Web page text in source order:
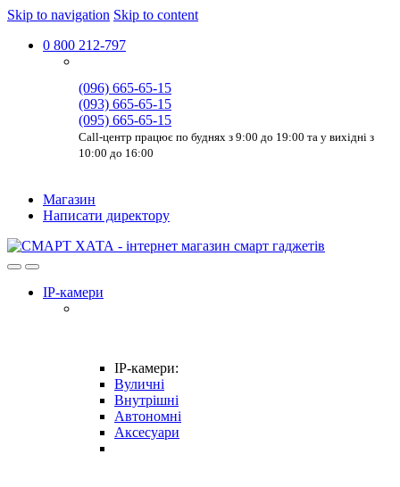
Skip to navigation Skip to content
0 800 212-797
(096) 665-65-15
(093) 665-65-15
(095) 665-65-15
Call-центр працює по буднях з 9:00 до 19:00 та у вихідні з
10:00 до 16:00
Магазин
Написати директору
IP-камери
IP-камери:
Вуличні
Внутрішні
Автономні
Аксесуари